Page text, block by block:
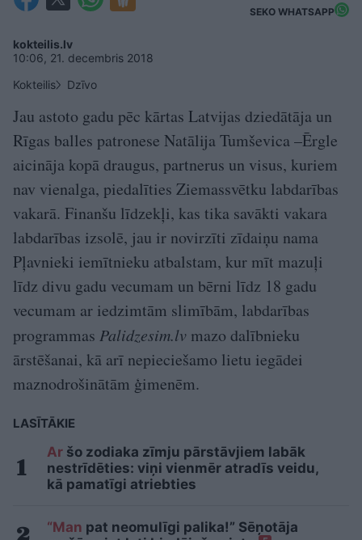
SEKO WHATSAPP
kokteilis.lv
10:06, 21. decembris 2018
Kokteilis
Dzīvo
Jau astoto gadu pēc kārtas Latvijas dziedātāja un
Rīgas balles patronese Natālija Tumševica –Ērgle
aicināja kopā draugus, partnerus un visus, kuriem
nav vienalga, piedalīties Ziemassvētku labdarības
vakarā. Finanšu līdzekļi, kas tika savākti vakara
labdarības izsolē, jau ir novirzīti zīdaiņu nama
Pļavnieki iemītnieku atbalstam, kur mīt mazuļi
līdz divu gadu vecumam un bērni līdz 18 gadu
vecumam ar iedzimtām slimībām, labdarības
programmas Palidzesim.lv mazo dalībnieku
ārstēšanai, kā arī nepieciešamo lietu iegādei
maznodrošinātām ģimenēm.
LASĪTĀKIE
Ar šo zodiaka zīmju pārstāvjiem labāk
nestrīdēties: viņi vienmēr atradīs veidu,
kā pamatīgi atriebties
“Man pat neomulīgi palika!” Sēņotāja